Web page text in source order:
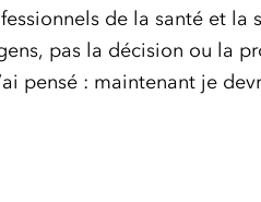
de la santé et la
pas la décision ou la
pensé : maintenant je